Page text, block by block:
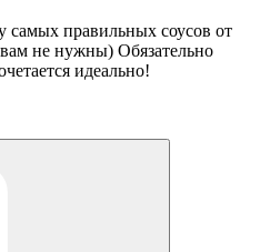
самых правильных соусов от
не нужны) Обязательно
идеально!